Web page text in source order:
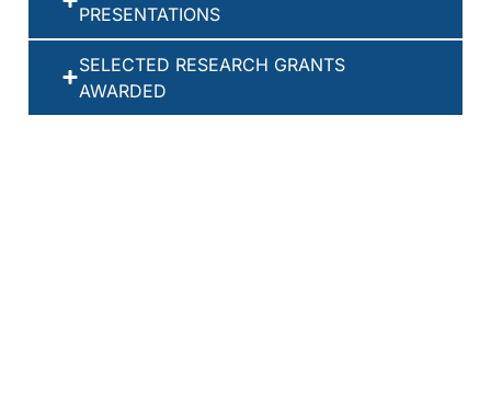
PRESENTATIONS
SELECTED RESEARCH GRANTS
AWARDED